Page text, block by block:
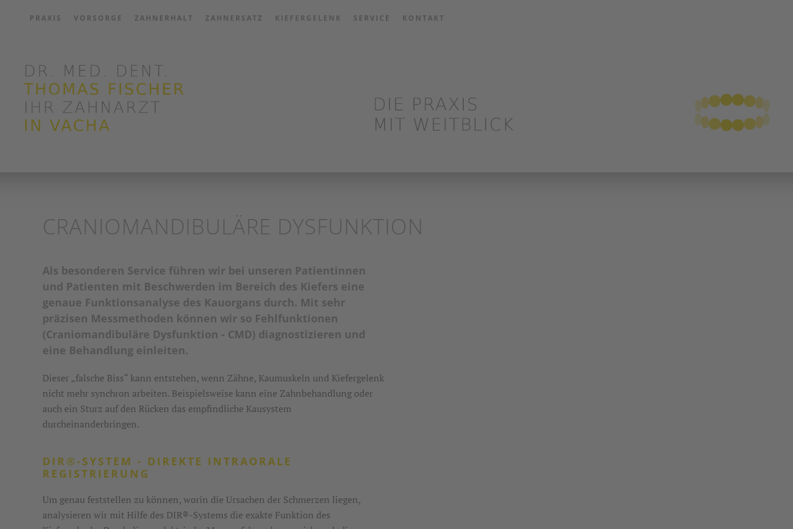
PRAXIS VORSORGE ZAHNERHALT ZAHNERSATZ KIEFERGELENK SERVICE KONTAKT
CRANIOMANDIBULÄRE DYSFUNKTION
Als besonderen Service führen wir bei unseren Patientinnen
und Patienten mit Beschwerden im Bereich des Kiefers eine
genaue Funktionsanalyse des Kauorgans durch. Mit sehr
präzisen Messmethoden können wir so Fehlfunktionen
(Craniomandibuläre Dysfunktion - CMD) diagnostizieren und
eine Behandlung einleiten.
Dieser „falsche Biss“ kann entstehen, wenn Zähne, Kaumuskeln und Kiefergelenk
nicht mehr synchron arbeiten. Beispielsweise kann eine Zahnbehandlung oder
auch ein Sturz auf den Rücken das empfindliche Kausystem
durcheinanderbringen.
DIR®-SYSTEM - DIREKTE INTRAORALE
REGISTRIERUNG
Um genau feststellen zu können, worin die Ursachen der Schmerzen liegen,
analysieren wir mit Hilfe des DIR®-Systems die exakte Funktion des